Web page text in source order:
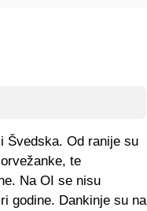
Švedska. Od ranije su
te
Na OI se nisu
godine. Dankinje su na